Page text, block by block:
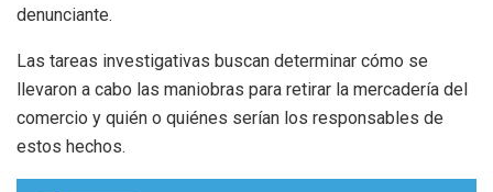
denunciante.
Las tareas investigativas buscan determinar cómo se
llevaron a cabo las maniobras para retirar la mercadería del
comercio y quién o quiénes serían los responsables de
estos hechos.